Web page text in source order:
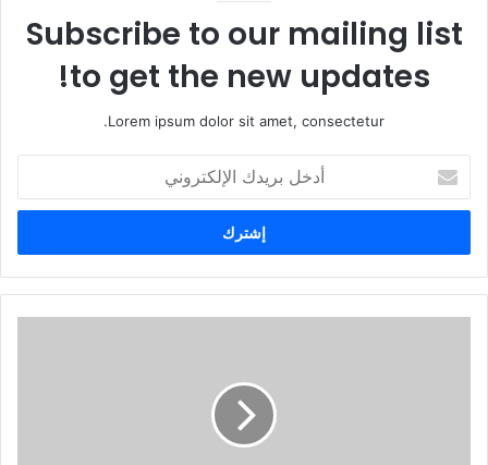
Subscribe to our mailing list
to get the new updates!
Lorem ipsum dolor sit amet, consectetur.
خ
ب
ر